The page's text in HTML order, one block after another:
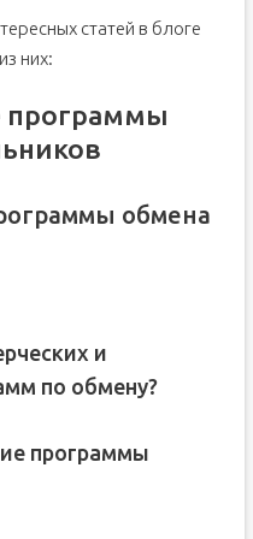
статей в блоге
них:
обмена
и
по обмену?
программы